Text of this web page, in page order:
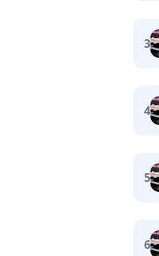
3
4
5
6